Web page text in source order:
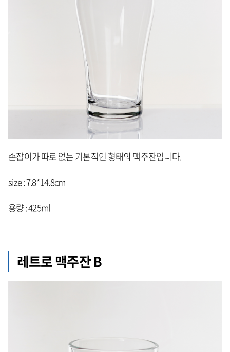
손잡이가 따로 없는 기본적인 형태의 맥주잔입니다.
size : 7.8*14.8cm
용량 : 425ml
레트로 맥주잔 B